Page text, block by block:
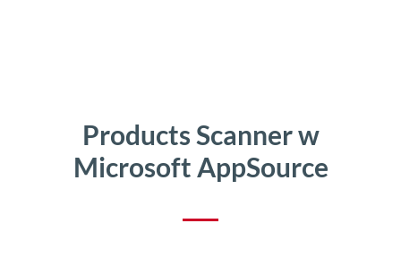
Products Scanner w
Microsoft AppSource